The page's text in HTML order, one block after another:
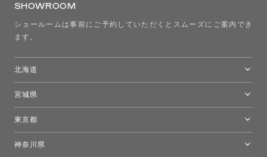
SHOWROOM
ショールームは事前にご予約していただくとスムーズにご案内でき
ます。
北海道
宮城県
東京都
神奈川県